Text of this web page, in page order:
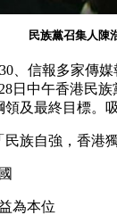
民族黨召集人陳
、信報多家傳
日中午香港民族
及最終目標。
族自強，香港
為本位